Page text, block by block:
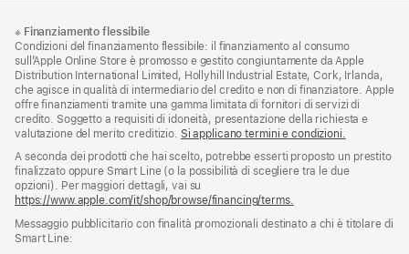
di
pagina
a
piè
di
pagina
※ Finanziamento flessibile
Condizioni del finanziamento flessibile: il finanziamento al consumo
sull’Apple Online Store è promosso e gestito congiuntamente da Apple
Distribution International Limited, Hollyhill Industrial Estate, Cork, Irlanda,
che agisce in qualità di intermediario del credito e non di finanziatore. Apple
offre finanziamenti tramite una gamma limitata di fornitori di servizi di
credito. Soggetto a requisiti di idoneità, presentazione della richiesta e
valutazione del merito creditizio. Si applicano termini e condizioni.
A seconda dei prodotti che hai scelto, potrebbe esserti proposto un prestito
finalizzato oppure Smart Line (o la possibilità di scegliere tra le due
opzioni). Per maggiori dettagli, vai su
https://www.apple.com/it/shop/browse/financing/terms.
Messaggio pubblicitario con finalità promozionali destinato a chi è titolare di
Smart Line: